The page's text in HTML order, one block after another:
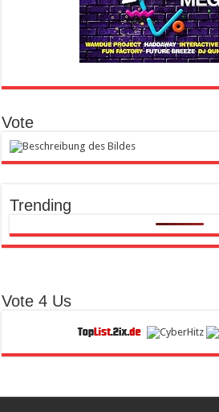
Vote
Trending
Vote 4 Us